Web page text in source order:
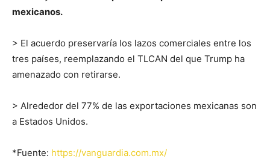
mexicanos.
> El acuerdo preservaría los lazos comerciales entre los
tres países, reemplazando el TLCAN del que Trump ha
amenazado con retirarse.
> Alrededor del 77% de las exportaciones mexicanas son
a Estados Unidos.
*Fuente: https://vanguardia.com.mx/